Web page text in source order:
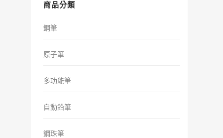
商品分類
鋼筆
原子筆
多功能筆
自動鉛筆
鋼珠筆